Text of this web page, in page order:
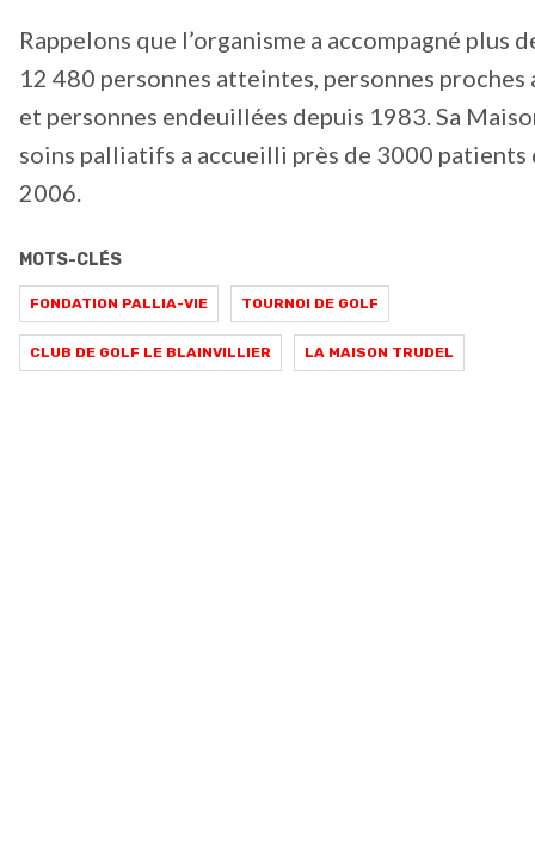
Rappelons que l’organisme a accompagné plus
12 480 personnes atteintes, personnes proches
et personnes endeuillées depuis 1983. Sa
soins palliatifs a accueilli près de 3000 patients
2006.
MOTS-CLÉS
FONDATION PALLIA-VIE TOURNOI DE GOLF
CLUB DE GOLF LE BLAINVILLIER LA MAISON TRUDEL